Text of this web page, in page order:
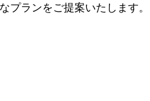
プランをご提案いたします。